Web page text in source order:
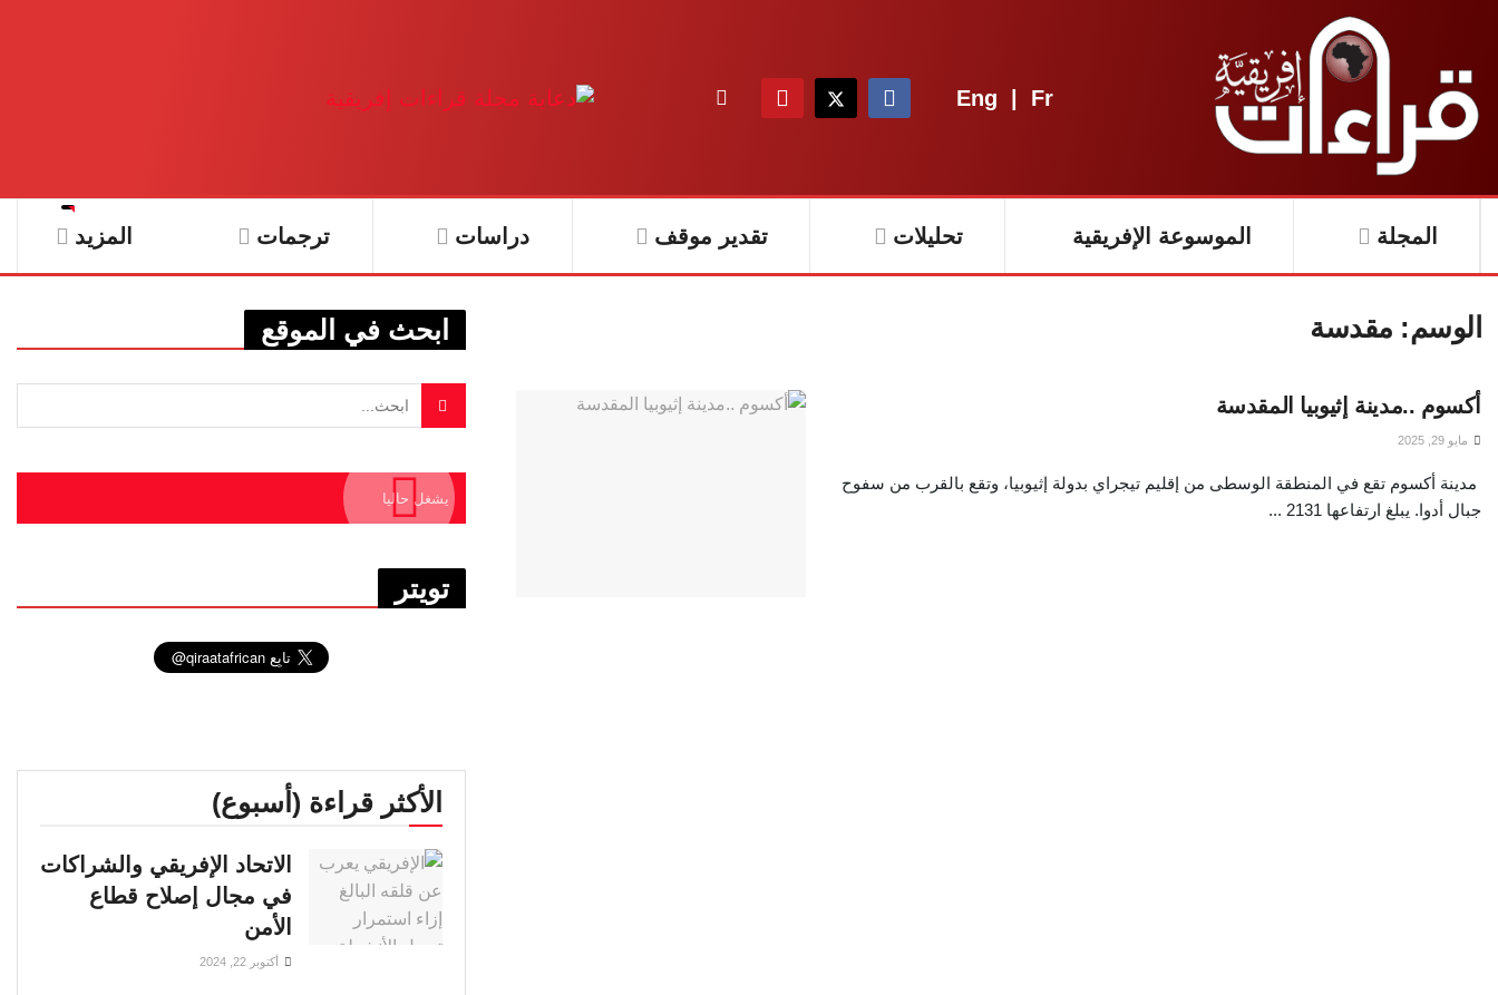
Eng | Fr
المجلة الموسوعة الإفريقية تحليلات تقدير موقف دراسات ترجمات المزيد
الوسم: مقدسة
أكسوم ..مدينة إثيوبيا المقدسة
مايو 29, 2025
مدينة أكسوم تقع في المنطقة الوسطى من إقليم تيجراي بدولة إثيوبيا، وتقع بالقرب من سفوح
جبال أدوا. يبلغ ارتفاعها 2131 ...
ابحث في الموقع
يشغل حاليا
تويتر
الأكثر قراءة (أسبوع)
الاتحاد الإفريقي والشراكات
في مجال إصلاح قطاع
الأمن
أكتوبر 22, 2024